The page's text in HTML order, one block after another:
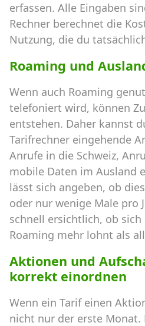
erfassen. Alle Eingaben
Rechner berechnet die
Nutzung, die du
Roaming und
Wenn auch Roaming
telefoniert wird, können
entstehen. Daher kannst
Tarifrechner eingehende
Anrufe in die Schweiz,
mobile Daten im Ausland
lässt sich angeben, ob
oder nur wenige Male pro
schnell ersichtlich, ob
Roaming mehr lohnt als
Aktionen und
korrekt einordnen
Wenn ein Tarif einen
nicht nur der erste Monat.